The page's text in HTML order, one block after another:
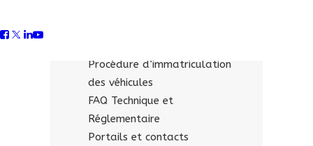
Procédure d’immatriculation
des véhicules
FAQ Technique et
Réglementaire
Portails et contacts